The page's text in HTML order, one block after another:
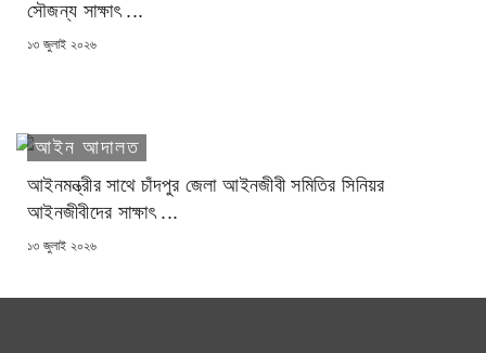
সৌজন্য সাক্ষাৎ ...
POSTED
১৩ জুলাই ২০২৬
আইন আদালত
আইনমন্ত্রীর সাথে চাঁদপুর জেলা আইনজীবী সমিতির সিনিয়র
আইনজীবীদের সাক্ষাৎ ...
POSTED
১৩ জুলাই ২০২৬